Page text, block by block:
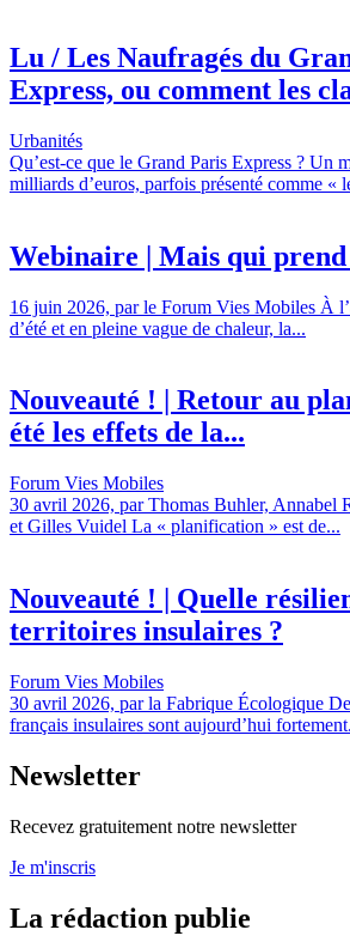
Lu / Les Naufragés du
Express, ou comment les
Urbanités
Qu’est-ce que le Grand Paris Express ? Un
milliards d’euros, parfois présenté comme «
Webinaire | Mais qui prend
16 juin 2026, par le Forum Vies Mobiles À
d’été et en pleine vague de chaleur, la...
Nouveauté ! | Retour au
été les effets de la...
Forum Vies Mobiles
30 avril 2026, par Thomas Buhler, Annabel
et Gilles Vuidel La « planification » est de...
Nouveauté ! | Quelle
territoires insulaires ?
Forum Vies Mobiles
30 avril 2026, par la Fabrique Écologique
français insulaires sont aujourd’hui
Newsletter
Recevez gratuitement notre newsletter
Je m'inscris
La rédaction publie